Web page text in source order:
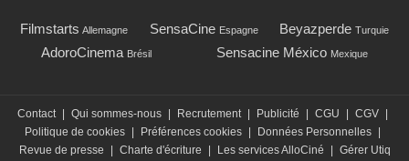
Filmstarts Allemagne SensaCine Espagne Beyazperde Turquie
AdoroCinema Brésil Sensacine México Mexique
Contact | Qui sommes-nous | Recrutement | Publicité | CGU | CGV |
Politique de cookies | Préférences cookies | Données Personnelles |
Revue de presse
| Charte d'écriture | Les services AlloCiné | Gérer Utiq